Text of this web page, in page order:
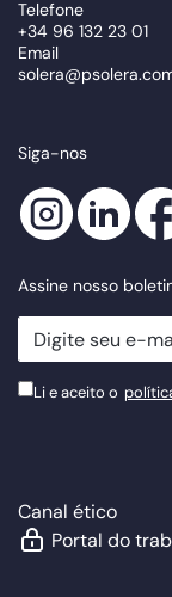
Telefone
+34 96 132 23 01
Email
Siga-nos
Assine nosso
newsletter.suscribe
Li e aceito o
Canal ético
Portal do